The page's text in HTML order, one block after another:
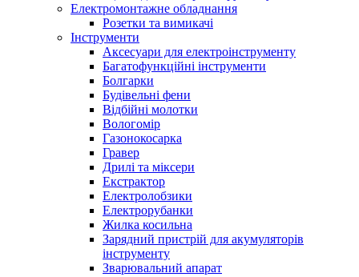
Електромонтажне обладнання
Розетки та вимикачі
Інструменти
Аксесуари для електроінструменту
Багатофункційні інструменти
Болгарки
Будівельні фени
Відбійні молотки
Вологомір
Газонокосарка
Гравер
Дрилі та міксери
Екстрактор
Електролобзики
Електрорубанки
Жилка косильна
Зарядний пристрій для акумуляторів
інструменту
Зварювальний апарат